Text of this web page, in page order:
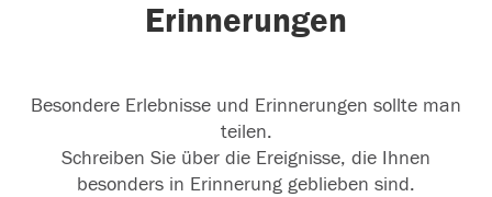
Erinnerungen
Besondere Erlebnisse und Erinnerungen sollte man
teilen.
Schreiben Sie über die Ereignisse, die Ihnen
besonders in Erinnerung geblieben sind.